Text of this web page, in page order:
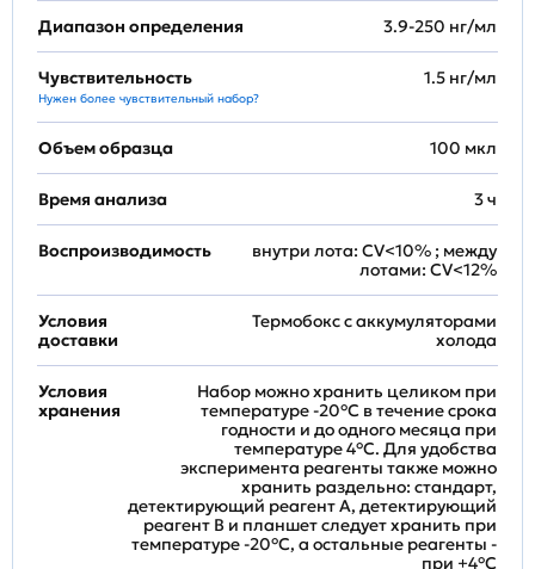
Диапазон определения 3.9-250 нг/мл
Чувствительность
Нужен более чувствительный набор?
1.5 нг/мл
Объем образца 100 мкл
Время анализа 3 ч
Воспроизводимость
внутри лота: CV<10% ; между
лотами: CV<12%
Условия
доставки
Термобокс с аккумуляторами
холода
Условия
хранения
Набор можно хранить целиком при
температуре -20°C в течение срока
годности и до одного месяца при
температуре 4°C. Для удобства
эксперимента реагенты также можно
хранить раздельно: стандарт,
детектирующий реагент A, детектирующий
реагент B и планшет следует хранить при
температуре -20°C, а остальные реагенты -
при +4°С